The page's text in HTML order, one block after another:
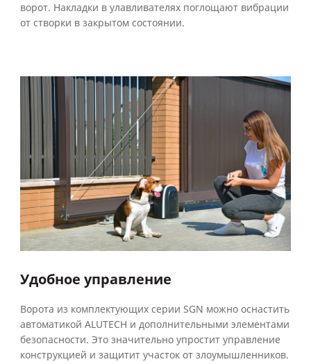
ворот. Накладки в улавливателях поглощают вибрации
от створки в закрытом состоянии.
Удобное управление
Ворота из комплектующих серии SGN можно оснастить
автоматикой ALUTECH и дополнительными элементами
безопасности. Это значительно упростит управление
конструкцией и защитит участок от злоумышленников.